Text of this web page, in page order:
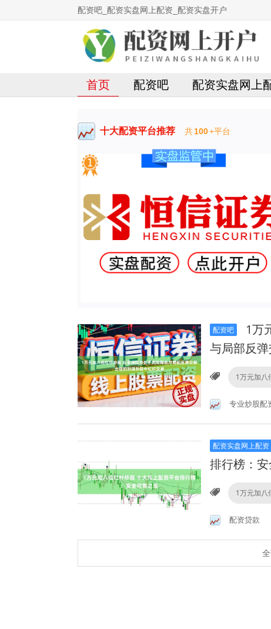
配资吧_配资实盘网上配资_配资实盘开户
首页 配资吧 配资实盘网上
十大配资平台推荐 共100+平台
配资吧
1万
与局部反
1万元加八
专业炒股配
配资实盘网上配资
排行榜：
1万元加八
配资贷款